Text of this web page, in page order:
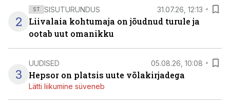
2
ST SISUTURUNDUS 31.07.26, 12:13
Liivalaia kohtumaja on jõudnud turule ja
ootab uut omanikku
3
UUDISED 05.08.26, 10:08
Hepsor on platsis uute võlakirjadega
Lätti liikumine süveneb